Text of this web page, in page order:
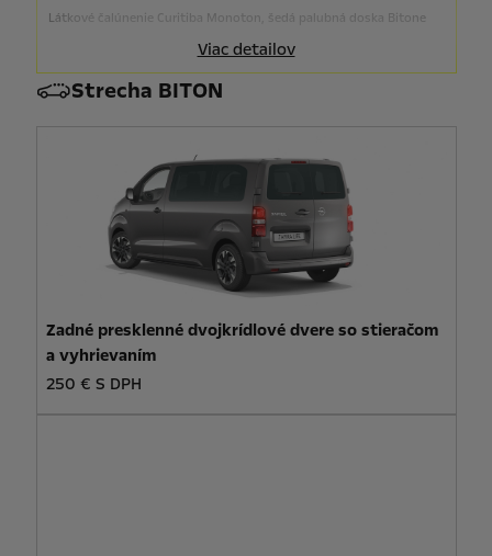
Látkové čalúnenie Curitiba Monoton, šedá palubná doska Bitone
Viac detailov
Strecha BITON
Zadné presklenné dvojkrídlové dvere so stieračom
a vyhrievaním
250 € S DPH